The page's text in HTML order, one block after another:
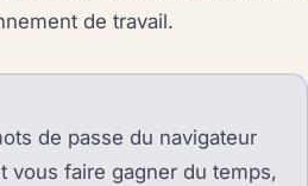
de travail.
de passe du navigateur
vous faire gagner du temps,